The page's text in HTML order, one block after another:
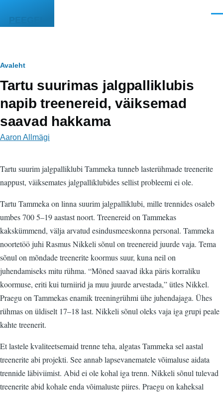
PEEGEL
Leivapuru
Avaleht
Tartu suurimas jalgpalliklubis
napib treenereid, väiksemad
saavad hakkama
Aaron Allmägi
Tartu suurim jalgpalliklubi Tammeka tunneb lasterühmade treenerite
nappust, väiksemates jalgpalliklubides sellist probleemi ei ole.
Tartu Tammeka on linna suurim jalgpalliklubi, mille trennides osaleb
umbes 700 5–19 aastast noort. Treenereid on Tammekas
kakskümmend, välja arvatud esindusmeeskonna personal. Tammeka
noortetöö juhi Rasmus Nikkeli sõnul on treenereid juurde vaja. Tema
sõnul on mõndade treenerite koormus suur, kuna neil on
juhendamiseks mitu rühma. “Mõned saavad ikka päris korraliku
koormuse, eriti kui turniirid ja muu juurde arvestada,” ütles Nikkel.
Praegu on Tammekas enamik treeningrühmi ühe juhendajaga. Ühes
rühmas on üldiselt 17–18 last. Nikkeli sõnul oleks vaja iga grupi peale
kahte treenerit.
Et lastele kvaliteetsemaid trenne teha, algatas Tammeka sel aastal
treenerite abi projekti. See annab lapsevanematele võimaluse aidata
trennide läbiviimist. Abid ei ole kohal iga trenn. Nikkeli sõnul tulevad
treenerite abid kohale enda võimaluste piires. Praegu on kaheksal